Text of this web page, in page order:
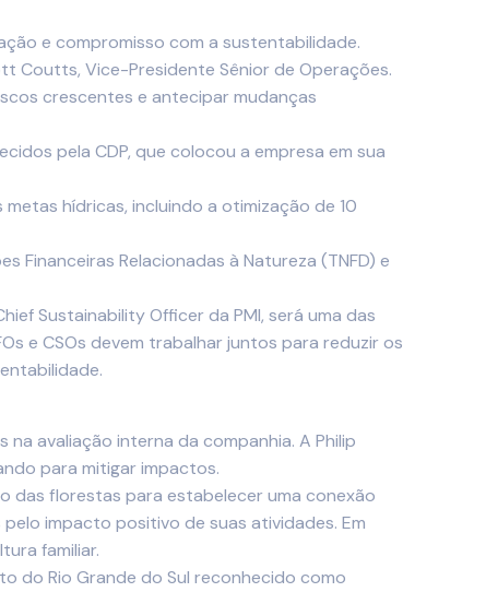
e compromisso com a sustentabilidade.
Coutts, Vice-Presidente Sênior de Operações.
crescentes e antecipar mudanças
pela CDP, que colocou a empresa em sua
hídricas, incluindo a otimização de 10
Financeiras Relacionadas à Natureza (TNFD) e
Sustainability Officer da PMI, será uma das
e CSOs devem trabalhar juntos para reduzir os
avaliação interna da companhia. A Philip
para mitigar impactos.
das florestas para estabelecer uma conexão
impacto positivo de suas atividades. Em
familiar.
do Rio Grande do Sul reconhecido como